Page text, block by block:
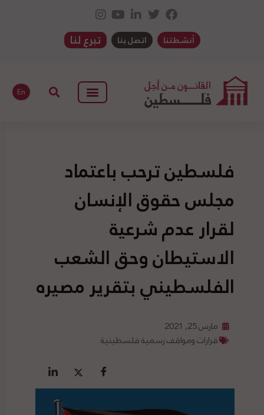
أنشطتنا اتصل بنا تبرع لنا
En
فلسطين ترحب باعتماد
مجلس حقوق الإنسان
لقرار عدم شرعية
الاستيطان وحق الشعب
الفلسطيني بتقرير مصيره
مارس 25, 2021
قرارات ومواقف رسمية فلسطينية